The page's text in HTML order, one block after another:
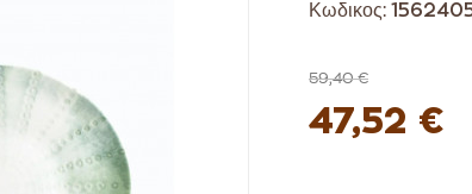
Κωδικος:
59,40 €
47,52 €